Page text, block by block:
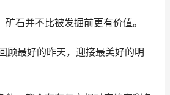
石并不比被发掘前更有价值。
顾最好的昨天，迎接最美好的明